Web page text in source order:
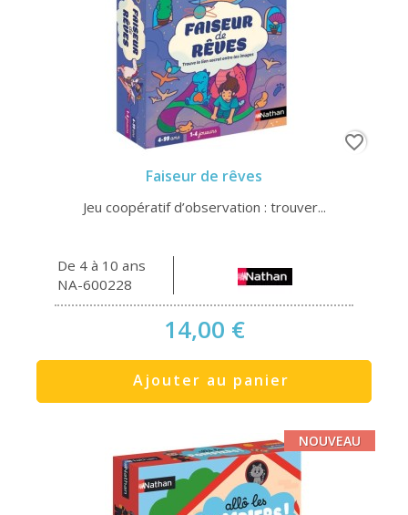
Faiseur de rêves
Jeu coopératif d’observation : trouver...
De 4 à 10 ans
NA-600228
14,00 €
Ajouter au panier
favorite_border
NOUVEAU